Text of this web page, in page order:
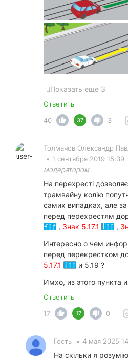
Показать еще 3
Ответить
40
37 3
Толмачов Олександр
• 1 сентября 2019 15:39
модератором
На перехресті
трамвайну колію
самих випадках, але за
перед перехрестям
, Знак 5.17.1 ,
Интересно о чем
перед перекрестком
5.17.1
и 5.19 ?
Имхо, из этого пункта
Ответить
17
17 0
Гость • 4 мая 2025
На скільки я